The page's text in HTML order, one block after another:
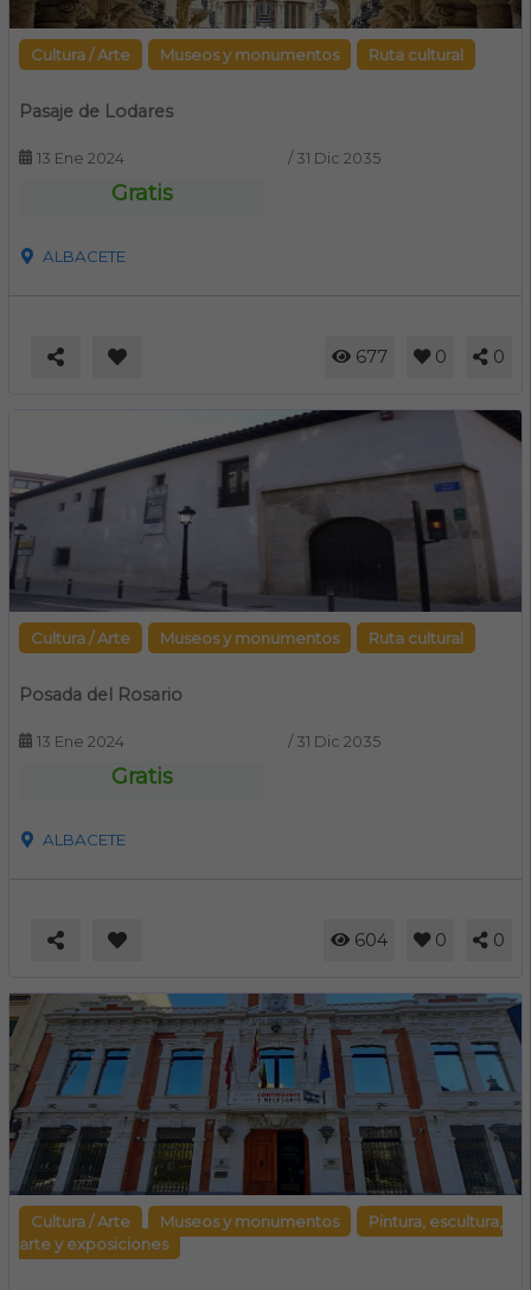
Cultura / Arte Museos y monumentos Ruta cultural
Pasaje de Lodares
13 Ene 2024 / 31 Dic 2035
Gratis
ALBACETE
677 0 0
Cultura / Arte Museos y monumentos Ruta cultural
Posada del Rosario
13 Ene 2024 / 31 Dic 2035
Gratis
ALBACETE
604 0 0
Cultura / Arte Museos y monumentos
Pintura, escultura,
arte y exposiciones